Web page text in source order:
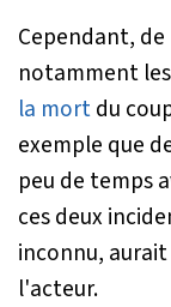
Cependant,
notamment
la mortdu
exemple que
peu de temps
ces deux
inconnu,
l'acteur.